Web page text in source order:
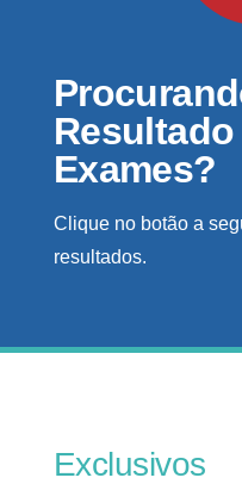
Resultado
Exames?
Clique no botão a
resultados.
Exclusivos